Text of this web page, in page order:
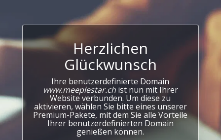
Herzlichen
Glückwunsch
Ihre benutzerdefinierte Domain
www.meeplestar.chist nun mit Ihrer
Website verbunden. Um diese zu
aktivieren, wählen Sie bitte eines unserer
Premium-Pakete, mit dem Sie alle Vorteile
Ihrer benutzerdefinierten Domain
genießen können.